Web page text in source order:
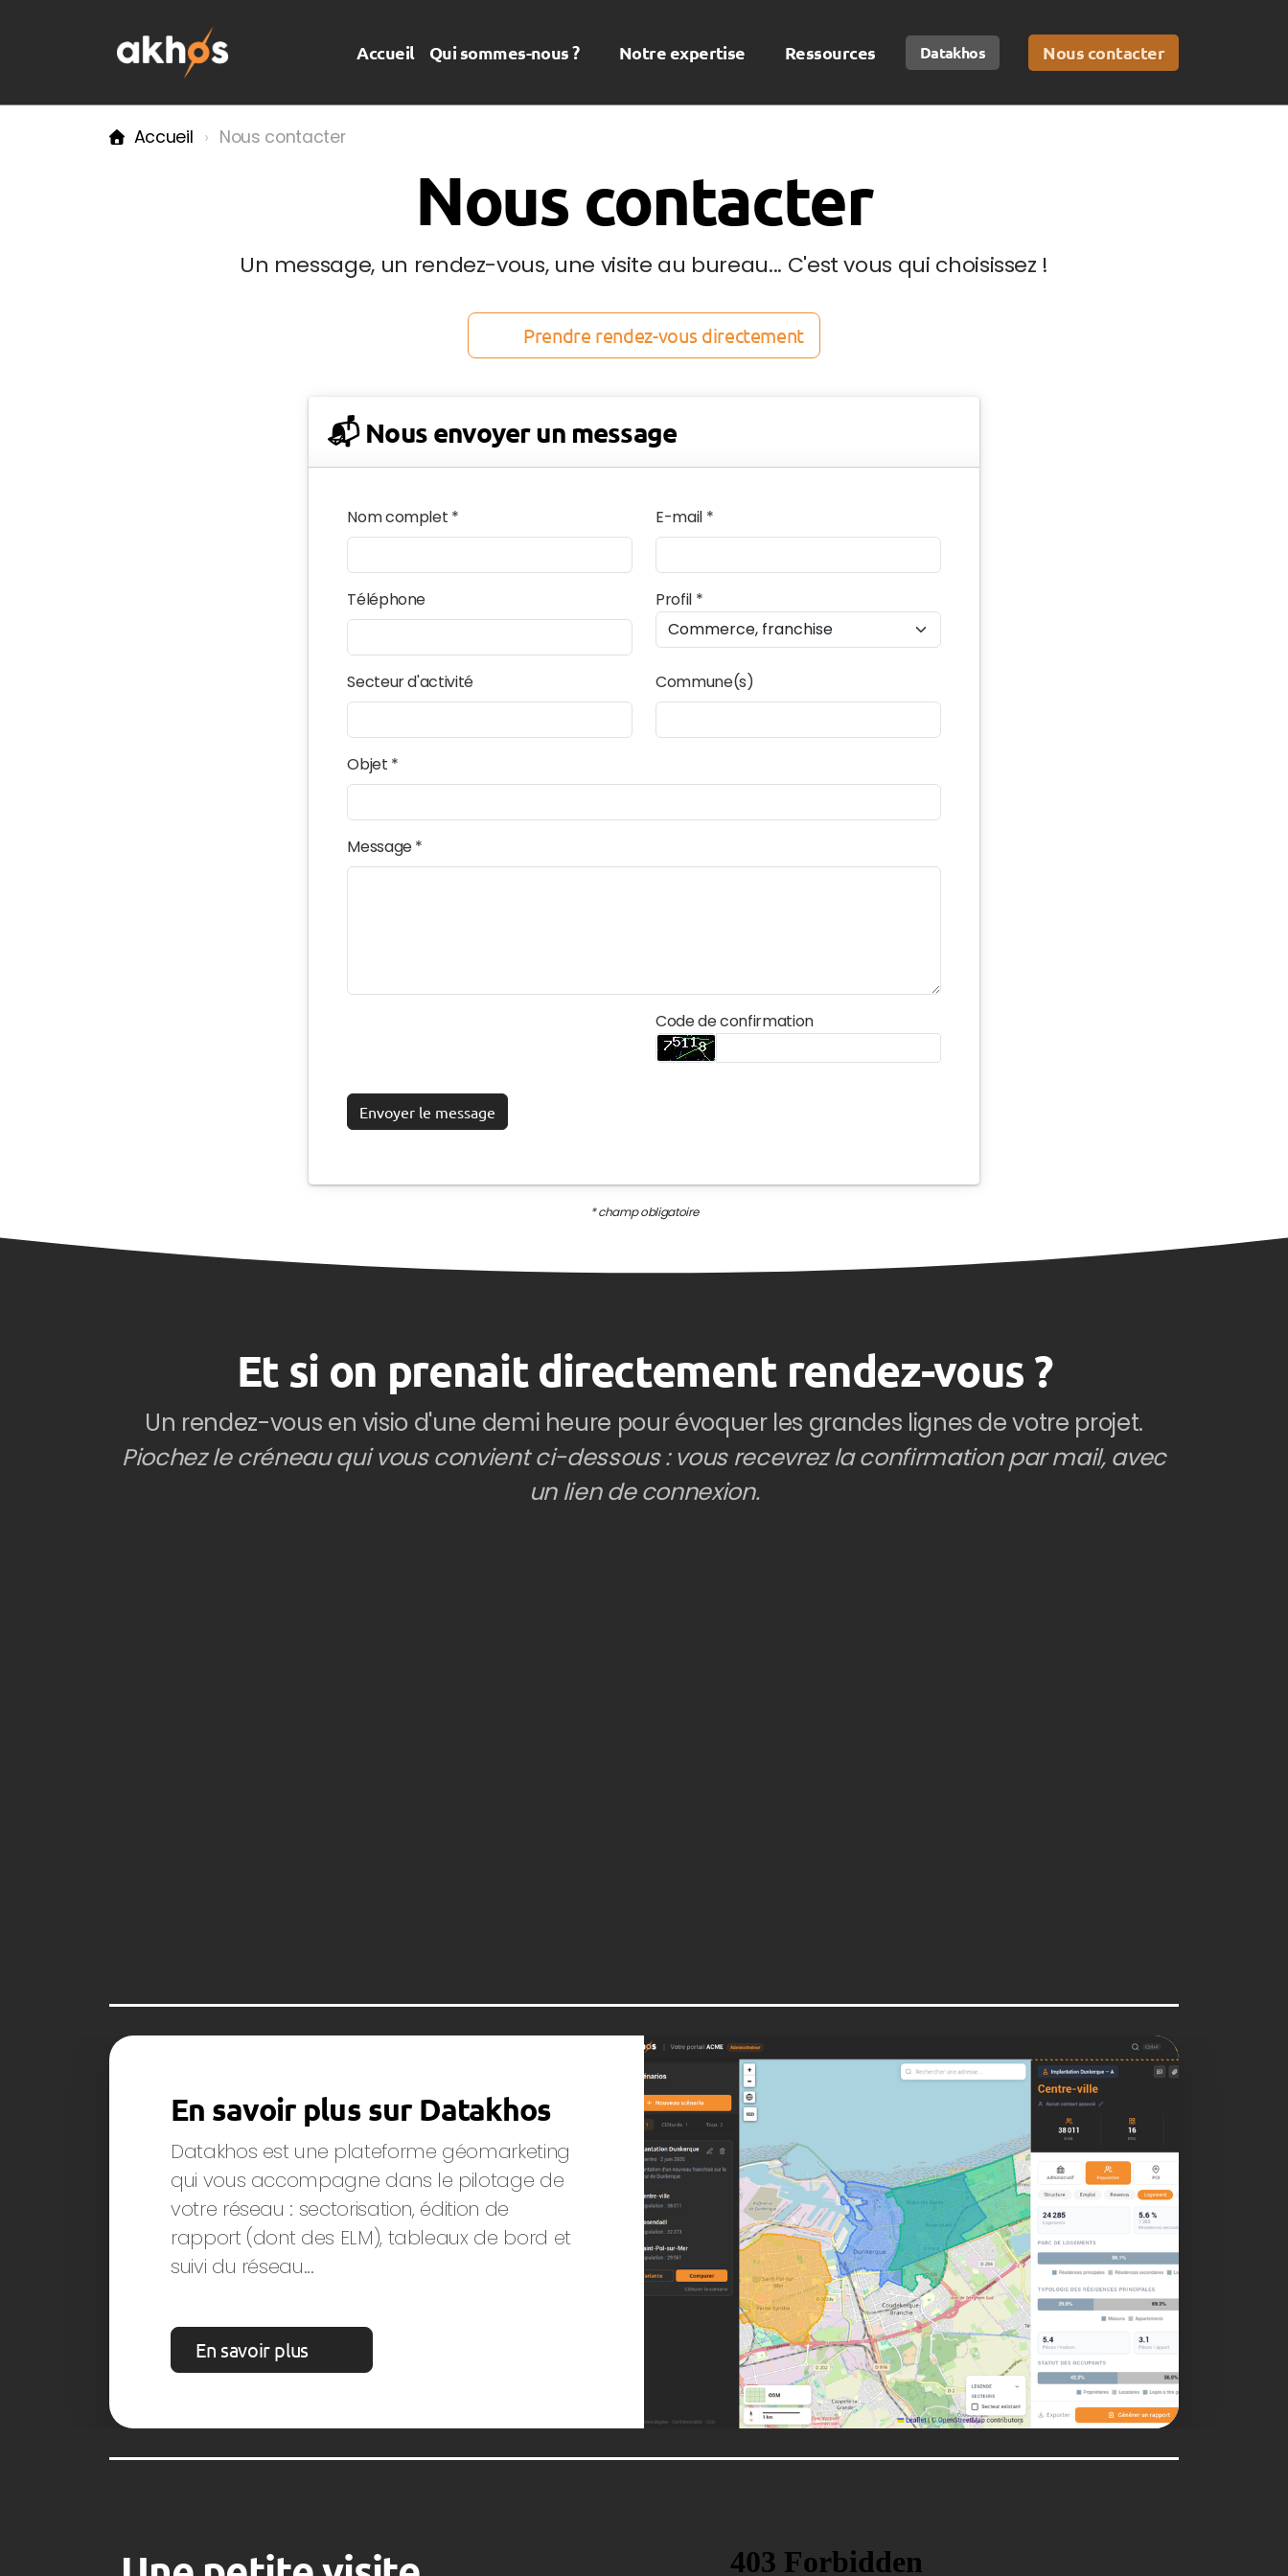
Accueil Qui sommes-nous ? Notre expertise Ressources Datakhos Nous contacter
Accueil Nous contacter
Nous contacter
Un message, un rendez-vous, une visite au bureau... C'est vous qui choisissez !
Prendre rendez-vous directement
📬 Nous envoyer un message
Nom complet * E-mail *
Téléphone Profil *
Secteur d'activité Commune(s)
Objet *
Message *
Code de confirmation
Envoyer le message
* champ obligatoire
Et si on prenait directement rendez-vous ?
Un rendez-vous en visio d'une demi heure pour évoquer les grandes lignes de votre projet.
Piochez le créneau qui vous convient ci-dessous : vous recevrez la confirmation par mail, avec
un lien de connexion.
En savoir plus sur Datakhos
Datakhos est une plateforme géomarketing
qui vous accompagne dans le pilotage de
votre réseau : sectorisation, édition de
rapport (dont des ELM), tableaux de bord et
suivi du réseau...
En savoir plus